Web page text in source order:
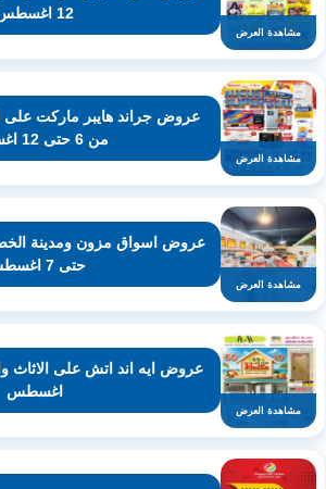
مشاهدة العرض
12 اغسطس
مشاهدة العرض
عروض جراند هايبر ماركت على
من 6 حتى 12 اغسطس
مشاهدة العرض
حتى 7 اغسطس
مشاهدة العرض
اغسطس